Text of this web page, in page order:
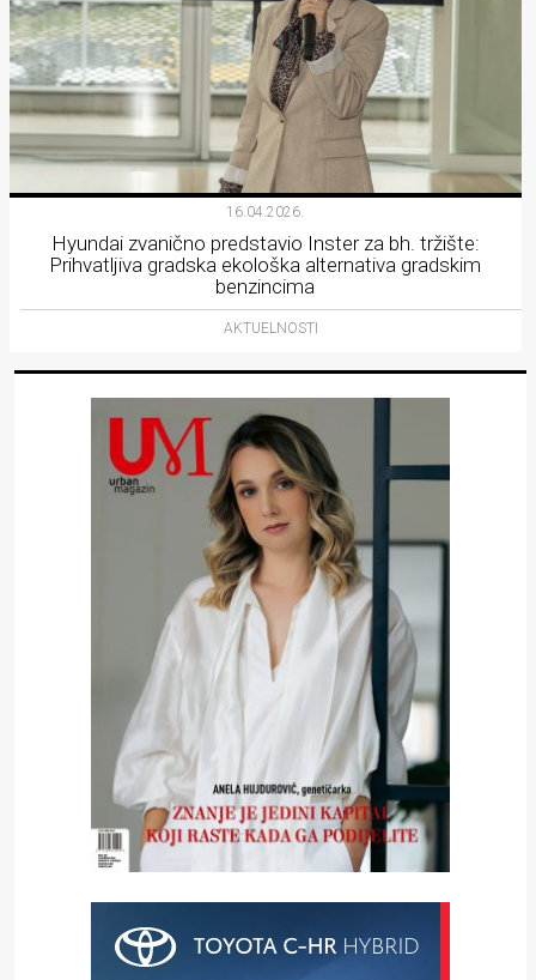
16.04.2026.
Hyundai zvanično predstavio Inster za bh. tržište:
Prihvatljiva gradska ekološka alternativa gradskim
benzincima
AKTUELNOSTI